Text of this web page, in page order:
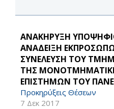
ΑΝΑΚΗΡΥΞΗ
ΑΝΑΔΕΙΞΗ
ΣΥΝΕΛΕΥΣΗ ΤΟΥ
ΤΗΣ
ΕΠΙΣΤΗΜΩΝ ΤΟΥ
Προκηρύξεις Θέσεων
7 Δεκ 2017